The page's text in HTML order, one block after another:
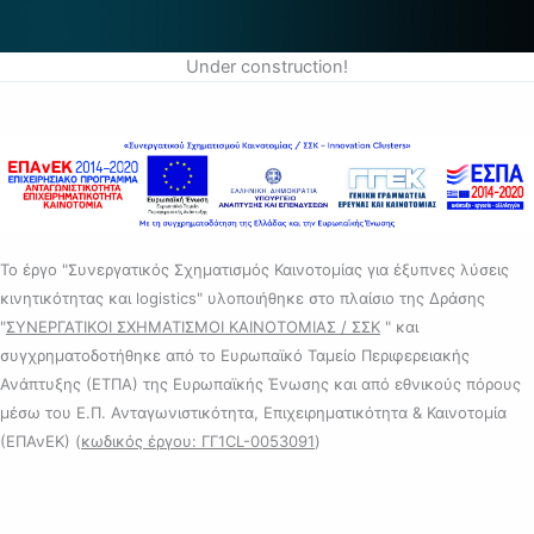
Under construction!
Το έργο "Συνεργατικός Σχηματισμός Καινοτομίας για έξυπνες λύσεις
κινητικότητας και logistics" υλοποιήθηκε στο πλαίσιο της Δράσης
"ΣΥΝΕΡΓΑΤΙΚΟΙ ΣΧΗΜΑΤΙΣΜΟΙ ΚΑΙΝΟΤΟΜΙΑΣ / ΣΣΚ " και
συγχρηματοδοτήθηκε από το Ευρωπαϊκό Ταμείο Περιφερειακής
Ανάπτυξης (ΕΤΠΑ) της Ευρωπαϊκής Ένωσης και από εθνικούς πόρους
μέσω του Ε.Π. Ανταγωνιστικότητα, Επιχειρηματικότητα & Καινοτομία
(ΕΠΑνΕΚ) (κωδικός έργου: ΓΓ1CL-0053091)